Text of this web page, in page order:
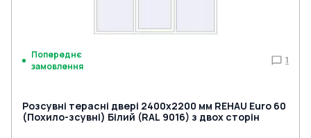
Попереднє
замовлення
1
Розсувні терасні двері 2400x2200 мм REHAU Euro 60
(Похило-зсувні) Білий (RAL 9016) з двох сторін